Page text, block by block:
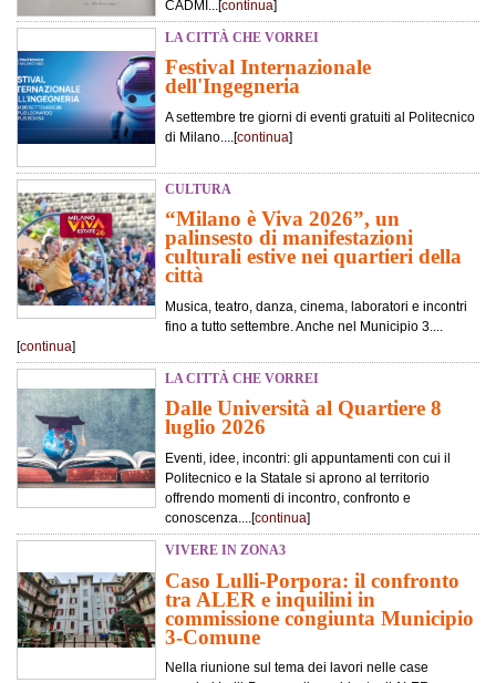
CADMI...[continua]
LA CITTÀ CHE VORREI
Festival Internazionale
dell'Ingegneria
A settembre tre giorni di eventi gratuiti al Politecnico
di Milano....[continua]
CULTURA
“Milano è Viva 2026”, un
palinsesto di manifestazioni
culturali estive nei quartieri della
città
Musica, teatro, danza, cinema, laboratori e incontri
fino a tutto settembre. Anche nel Municipio 3....
[continua]
LA CITTÀ CHE VORREI
Dalle Università al Quartiere 8
luglio 2026
Eventi, idee, incontri: gli appuntamenti con cui il
Politecnico e la Statale si aprono al territorio
offrendo momenti di incontro, confronto e
conoscenza....[continua]
VIVERE IN ZONA3
Caso Lulli-Porpora: il confronto
tra ALER e inquilini in
commissione congiunta Municipio
3-Comune
Nella riunione sul tema dei lavori nelle case